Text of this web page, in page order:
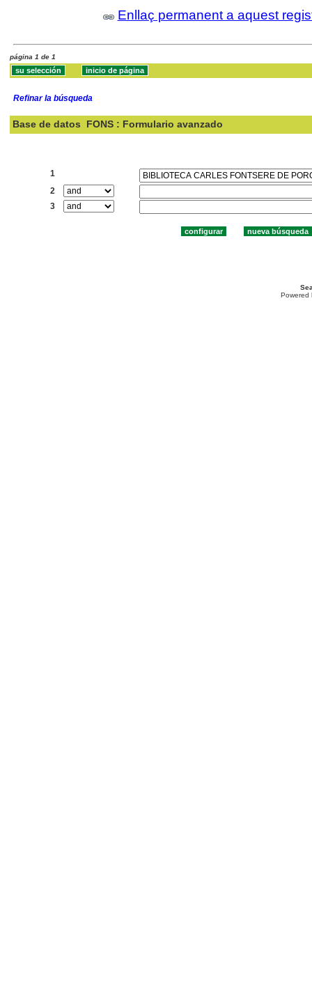
Enllaç permanent a aquest
página 1 de 1
Refinar la búsqueda
Base de datos FONS : Formulario avanzado
1
2
3